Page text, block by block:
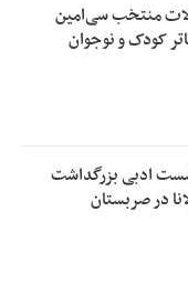
منتخب سی‌امین
کودک و نوجوان
ادبی بزرگداشت
در صربستان